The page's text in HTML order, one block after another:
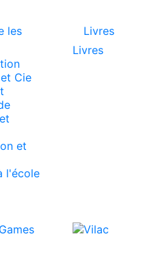
les
Cie
et
l'école
Livres
Livres